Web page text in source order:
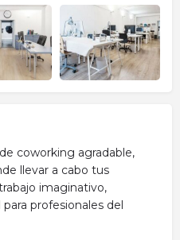
coworking agradable,
llevar a cabo tus
imaginativo,
profesionales del